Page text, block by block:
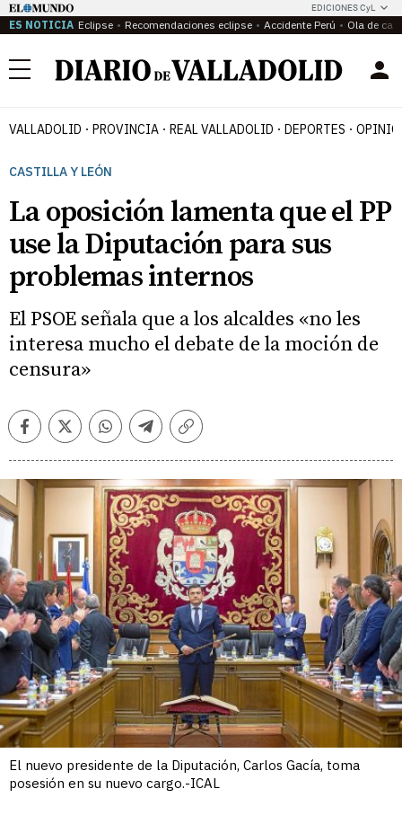
EDICIONES CyL
ES NOTICIA Eclipse Recomendaciones eclipse Accidente Perú Ola de
Menú
VALLADOLID PROVINCIA REAL VALLADOLID DEPORTES
CASTILLA Y LEÓN
La oposición lamenta que el PP
use la Diputación para sus
problemas internos
El PSOE señala que a los alcaldes «no les
interesa mucho el debate de la moción de
censura»
FacebookTwitterWhatsappTelegramCopiar
El nuevo presidente de la Diputación, Carlos Gacía, toma
posesión en su nuevo cargo.-ICAL